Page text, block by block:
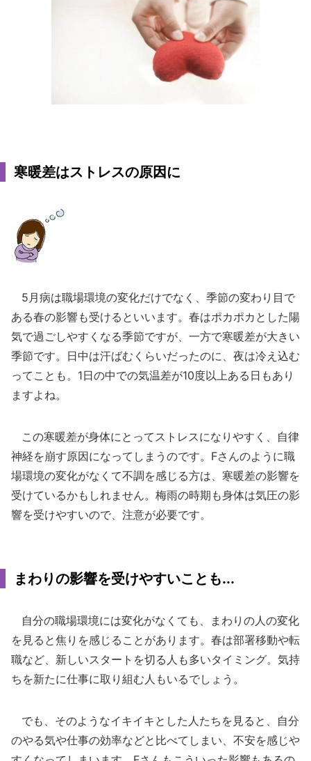
寒暖差はストレスの原因に
5月病は職場環境の変化だけでなく、季節の変わり目で
ある春の影響も受けるといいます。春はポカポカとした陽
気で過ごしやすくなる季節ですが、一方で寒暖差が大きい
季節です。日中は汗ばむくらいだったのに、夜は冷え込む
ってことも。1日の中での気温差が10度以上ある日もあり
ますよね。
この寒暖差が身体にとってストレスになりやすく、自律
神経を崩す原因になってしまうのです。Fさんのように職
場環境の変化がなくて不調を感じる方は、寒暖差の影響を
受けているかもしれません。梅雨の時期も身体は気圧の影
響を受けやすいので、注意が必要です。
まわりの影響を受けやすいことも...
自分の職場環境には変化がなくても、まわりの人の変化
を見ると焦りを感じることがあります。春は部署移動や転
職など、新しいスタートを切る人も多いタイミング。気持
ちを新たに仕事に取り組む人もいるでしょう。
でも、そのようなイキイキとした人たちを見ると、自分
のやる気や仕事の効率などと比べてしまい、不安を感じや